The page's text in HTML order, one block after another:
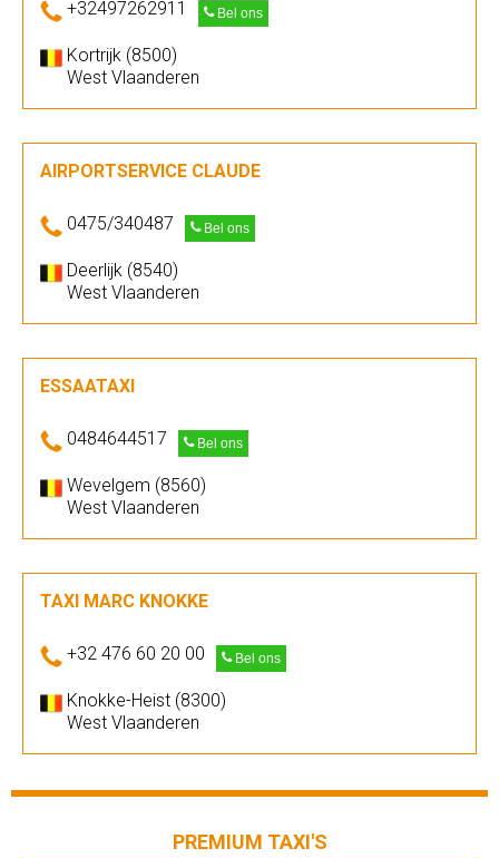
+32497262911 Bel ons
Kortrijk (8500)
West Vlaanderen
AIRPORTSERVICE CLAUDE
0475/340487 Bel ons
Deerlijk (8540)
West Vlaanderen
ESSAATAXI
0484644517 Bel ons
Wevelgem (8560)
West Vlaanderen
TAXI MARC KNOKKE
+32 476 60 20 00 Bel ons
Knokke-Heist (8300)
West Vlaanderen
PREMIUM TAXI'S